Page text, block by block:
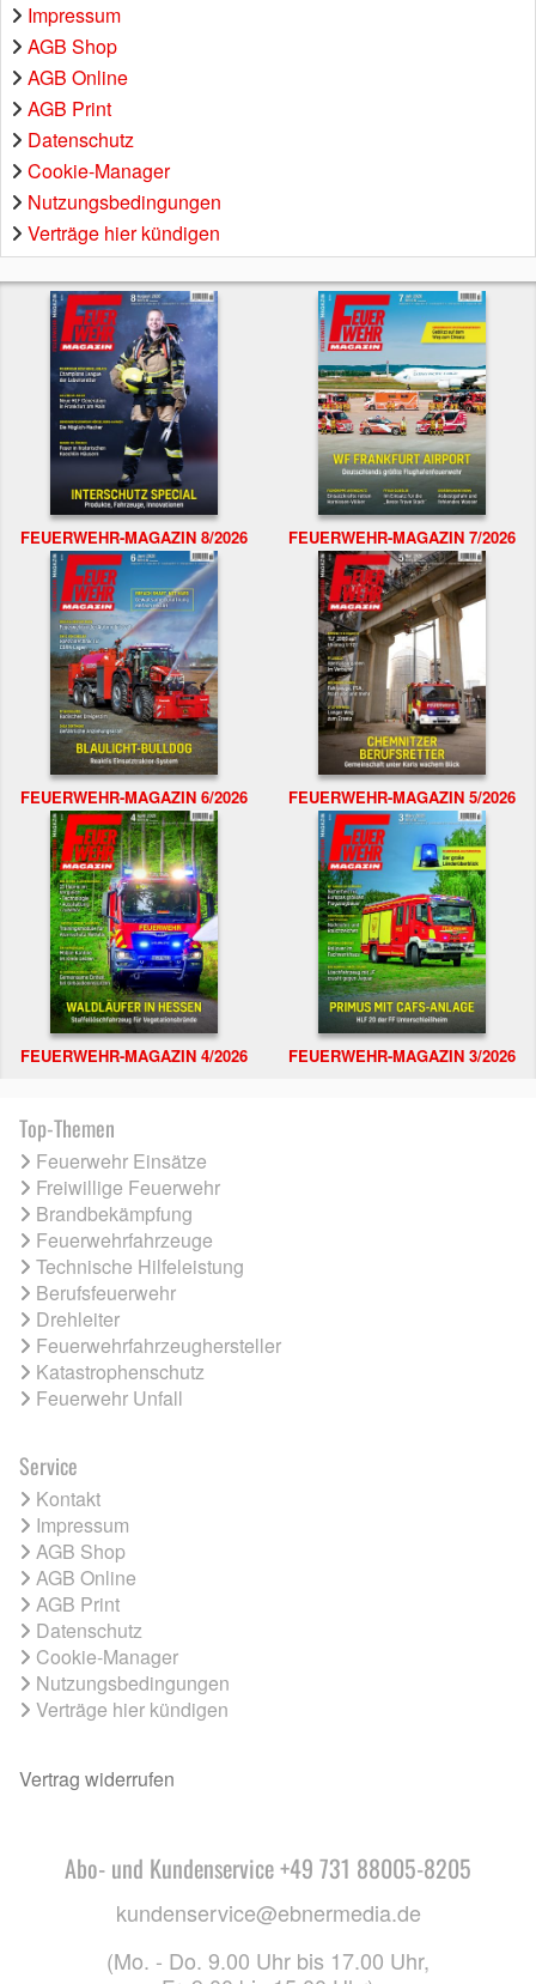
Impressum
AGB Shop
AGB Online
AGB Print
Datenschutz
Cookie-Manager
Nutzungsbedingungen
Verträge hier kündigen
FEUERWEHR-MAGAZIN 8/2026 FEUERWEHR-MAGAZIN 7/2026
FEUERWEHR-MAGAZIN 6/2026 FEUERWEHR-MAGAZIN 5/2026
FEUERWEHR-MAGAZIN 4/2026 FEUERWEHR-MAGAZIN 3/2026
Top-Themen
Feuerwehr Einsätze
Freiwillige Feuerwehr
Brandbekämpfung
Feuerwehrfahrzeuge
Technische Hilfeleistung
Berufsfeuerwehr
Drehleiter
Feuerwehrfahrzeughersteller
Katastrophenschutz
Feuerwehr Unfall
Service
Kontakt
Impressum
AGB Shop
AGB Online
AGB Print
Datenschutz
Cookie-Manager
Nutzungsbedingungen
Verträge hier kündigen
Vertrag widerrufen
Abo- und Kundenservice +49 731 88005-8205
kundenservice@ebnermedia.de
(Mo. - Do. 9.00 Uhr bis 17.00 Uhr,